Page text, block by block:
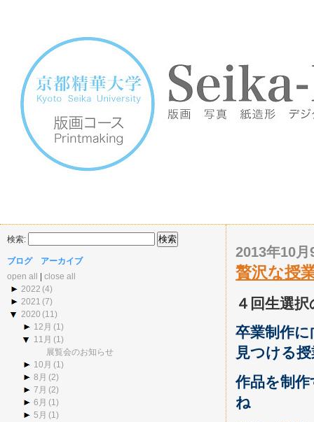
検索:
ブログ アーカイブ
open all
close all
2022 (4)
2021 (7)
2020 (11)
12月 (1)
11月 (1)
展覧会のお知らせ
10月 (1)
8月 (2)
7月 (2)
6月 (1)
5月 (1)
2013年10
贅沢な授
４回生選
卒業制作
見つける
作品を制
ね